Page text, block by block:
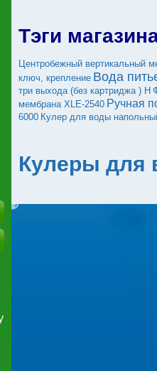
Тэги
Центробежный вертикальный
ключ, крепление Вода
три выхода (без картриджа ) H
мембрана XLE-2540 Ручная
6000 Кулер для воды
Кулеры для